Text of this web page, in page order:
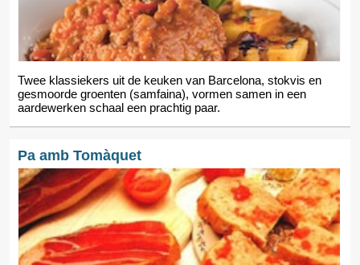
Twee klassiekers uit de keuken van Barcelona, stokvis en
gesmoorde groenten (samfaina), vormen samen in een
aardewerken schaal een prachtig paar.
Pa amb Tomàquet